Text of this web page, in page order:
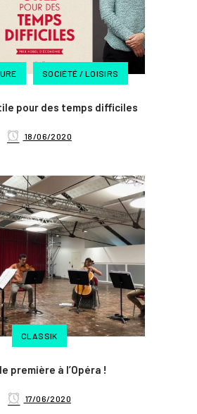
SOCIÉTÉ / LOISIRS
pour des temps difficiles
18/06/2020
CLASSIK
première à l’Opéra !
17/06/2020